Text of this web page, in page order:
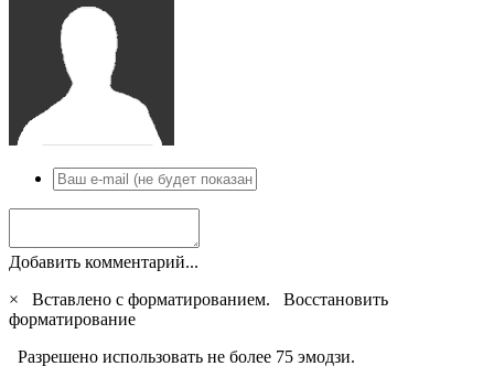
Добавить комментарий...
×
Вставлено с форматированием. Восстановить
форматирование
Разрешено использовать не более 75 эмодзи.